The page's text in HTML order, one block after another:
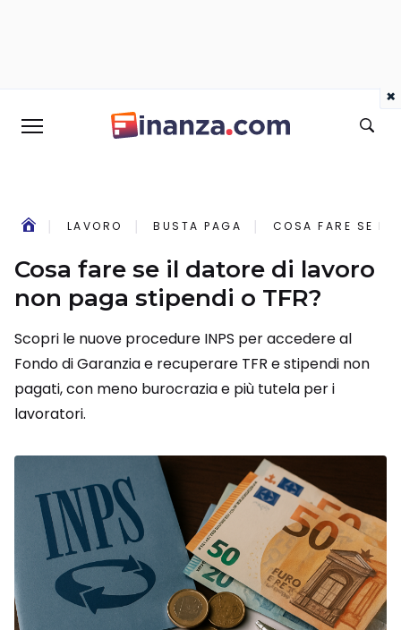
LAVORO BUSTA PAGA COSA FARE SE IL
Cosa fare se il datore di lavoro
non paga stipendi o TFR?
Scopri le nuove procedure INPS per accedere al
Fondo di Garanzia e recuperare TFR e stipendi non
pagati, con meno burocrazia e più tutela per i
lavoratori.
×